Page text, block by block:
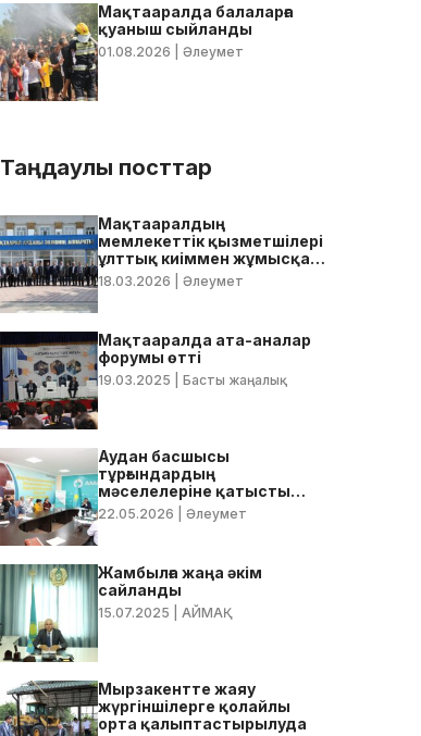
Мақтааралда балаларға
қуаныш сыйланды
01.08.2026 | Әлеумет
Таңдаулы посттар
Мақтааралдың
мемлекеттік қызметшілері
ұлттық киіммен жұмысқа
келді
18.03.2026 | Әлеумет
Мақтааралда ата-аналар
форумы өтті
19.03.2025 | Басты жаңалық
Аудан басшысы
тұрғындардың
мәселелеріне қатысты
нақты тапсырмалар берді
22.05.2026 | Әлеумет
Жамбылға жаңа әкім
сайланды
15.07.2025 | АЙМАҚ
Мырзакентте жаяу
жүргіншілерге қолайлы
орта қалыптастырылуда